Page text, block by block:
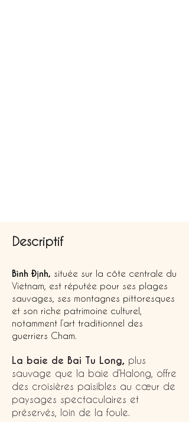
Descriptif
Bình Định, située sur la côte centrale du
Vietnam, est réputée pour ses plages
sauvages, ses montagnes pittoresques
et son riche patrimoine culturel,
notamment l’art traditionnel des
guerriers Cham.
La baie de Bai Tu Long, plus
sauvage que la baie d’Halong, offre
des croisières paisibles au cœur de
paysages spectaculaires et
préservés, loin de la foule.